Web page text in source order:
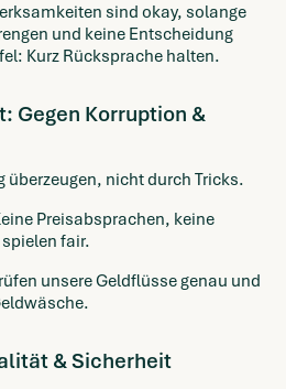
sind okay, solange
und keine Entscheidung
Kurz Rücksprache halten.
Gegen Korruption &
nicht durch Tricks.
Preisabsprachen, keine
fair.
unsere Geldflüsse genau und
& Sicherheit